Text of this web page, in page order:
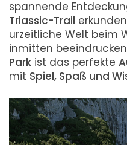
spannende
Triassic-Trail
urzeitliche Welt beim
inmitten
Park ist das perfekte
mit Spiel, Spaß und